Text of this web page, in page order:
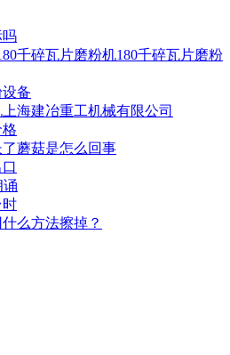
吗
千碎瓦片磨粉机180千碎瓦片磨粉
备
海建冶重工机械有限公司
蘑菇是怎么回事
诵
时
么方法擦掉？